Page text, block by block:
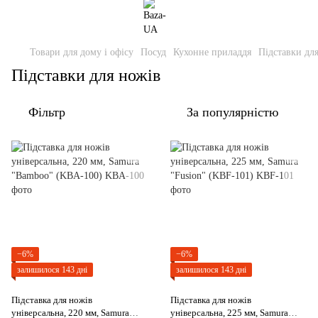
Товари для дому і офісу Посуд Кухонне приладдя Підставки
Підставки для ножів
Фільтр За популярністю
−6%
залишилося 143 дні
Підставка для ножів
універсальна, 220 мм, Samura
−6%
залишилося 143 дні
Підставка для ножів
універсальна, 225 мм, Samura